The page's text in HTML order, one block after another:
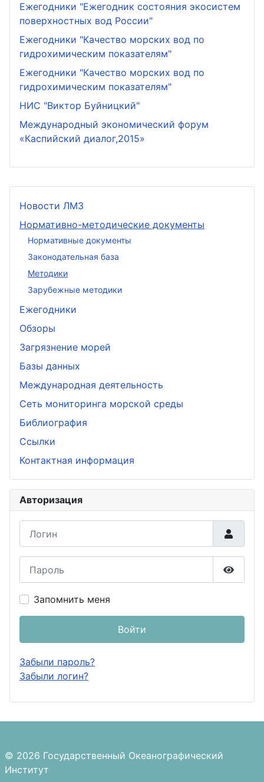
Новости ЛМЗ
Нормативно-методические документы
Нормативные документы
Законодательная база
Методики
Зарубежные методики
Ежегодники
Обзоры
Загрязнение морей
Базы данных
Международная деятельность
Сеть мониторинга морской среды
Библиография
Ссылки
Контактная информация
Авторизация
Запомнить меня
Войти
Забыли пароль?
Забыли логин?
Ежегодники "Ежегодник состояния экосистем
поверхностных вод России"
Ежегодники "Качество морских вод по
гидрохимическим показателям"
Ежегодники "Качество морских вод по
гидрохимическим показателям"
НИС "Виктор Буйницкий"
Международный экономический форум
«Каспийский диалог,2015»
© 2026 Государственный Океанографический
Институт